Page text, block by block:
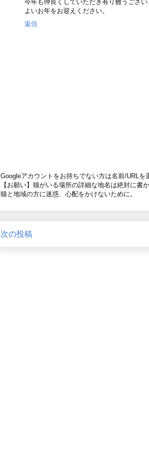
今年も仲良くしていただき有り難うござ
よいお年をお迎えください。
返信
Googleアカウントをお持ちでない方は名前/URLを
【お願い】猫がいる場所の詳細な地名は絶対に書
猫と地域の方に迷惑、心配をかけないために。
次の投稿